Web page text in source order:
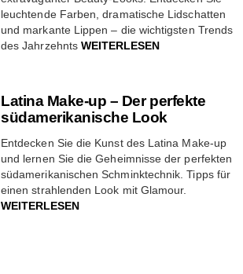
leuchtende Farben, dramatische Lidschatten
und markante Lippen – die wichtigsten Trends
des JahrzehntsWEITERLESEN
Latina Make-up – Der perfekte
südamerikanische Look
Entdecken Sie die Kunst des Latina Make-up
und lernen Sie die Geheimnisse der perfekten
südamerikanischen Schminktechnik. Tipps für
einen strahlenden Look mit Glamour.
WEITERLESEN